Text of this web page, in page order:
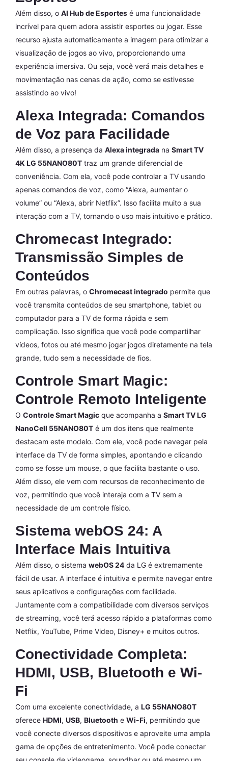
Além disso, o AI Hub de Esportes é uma funcionalidade
incrível para quem adora assistir esportes ou jogar. Esse
recurso ajusta automaticamente a imagem para otimizar a
visualização de jogos ao vivo, proporcionando uma
experiência imersiva. Ou seja, você verá mais detalhes e
movimentação nas cenas de ação, como se estivesse
assistindo ao vivo!
Alexa Integrada: Comandos
de Voz para Facilidade
Além disso, a presença da Alexa integrada na Smart TV
4K LG 55NANO80T traz um grande diferencial de
conveniência. Com ela, você pode controlar a TV usando
apenas comandos de voz, como “Alexa, aumentar o
volume” ou “Alexa, abrir Netflix”. Isso facilita muito a sua
interação com a TV, tornando o uso mais intuitivo e prático.
Chromecast Integrado:
Transmissão Simples de
Conteúdos
Em outras palavras, o Chromecast integrado permite que
você transmita conteúdos de seu smartphone, tablet ou
computador para a TV de forma rápida e sem
complicação. Isso significa que você pode compartilhar
vídeos, fotos ou até mesmo jogar jogos diretamente na tela
grande, tudo sem a necessidade de fios.
Controle Smart Magic:
Controle Remoto Inteligente
O Controle Smart Magic que acompanha a Smart TV LG
NanoCell 55NANO80T é um dos itens que realmente
destacam este modelo. Com ele, você pode navegar pela
interface da TV de forma simples, apontando e clicando
como se fosse um mouse, o que facilita bastante o uso.
Além disso, ele vem com recursos de reconhecimento de
voz, permitindo que você interaja com a TV sem a
necessidade de um controle físico.
Sistema webOS 24: A
Interface Mais Intuitiva
Além disso, o sistema webOS 24 da LG é extremamente
fácil de usar. A interface é intuitiva e permite navegar entre
seus aplicativos e configurações com facilidade.
Juntamente com a compatibilidade com diversos serviços
de streaming, você terá acesso rápido a plataformas como
Netflix, YouTube, Prime Video, Disney+ e muitos outros.
Conectividade Completa:
HDMI, USB, Bluetooth e Wi-
Fi
Com uma excelente conectividade, a LG 55NANO80T
oferece HDMI, USB, Bluetooth e Wi-Fi, permitindo que
você conecte diversos dispositivos e aproveite uma ampla
gama de opções de entretenimento. Você pode conectar